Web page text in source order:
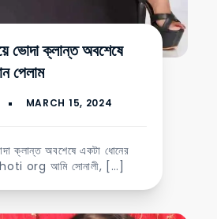
ভোদা ক্লান্ত অবশেষে
পেলাম
ক্লান্ত অবশেষে একটা ধোনের
org আমি সোনালী, […]